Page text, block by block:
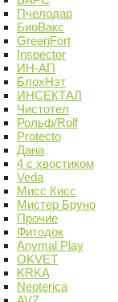
Пчелодар
БиоВакс
GreenFort
Inspector
ИН-АП
БлохНэт
ИНСЕКТАЛ
Чистотел
Рольф/Rolf
Protecto
Дана
4 с хвостиком
Veda
Мисс Кисс
Мистер Бруно
Прочие
Фитодок
Anymal Play
OKVET
KRKA
Neoterica